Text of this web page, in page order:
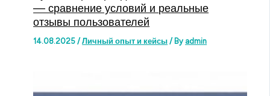
— сравнение условий и реальные
отзывы пользователей
14.08.2025/Личный опыт и кейсы / By admin